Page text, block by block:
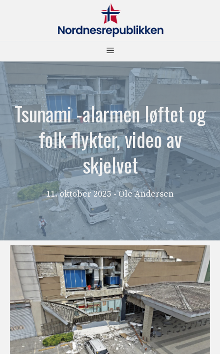
Meny
Tsunami -alarmen løftet og
folk flykter, video av
skjelvet
11. oktober 2025 - Ole Andersen